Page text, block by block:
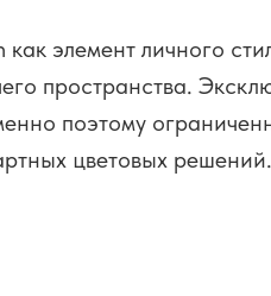
элемент личного
пространства.
поэтому
цветовых решений.